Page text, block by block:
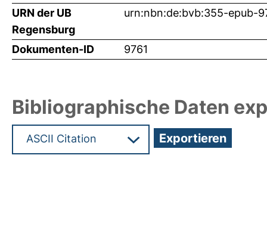
URN der UB
Regensburg
urn:nbn:de:bvb:355-epub-
Dokumenten-ID 9761
Bibliographische Daten